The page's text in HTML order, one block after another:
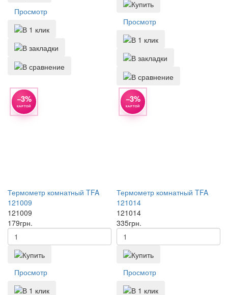
Просмотр
Просмотр
−3%
КАРТОЙ
Термометр комнатный TFA
121009
121009
179грн.
Просмотр
−3%
КАРТОЙ
Термометр комнатный TFA
121014
121014
335грн.
Просмотр